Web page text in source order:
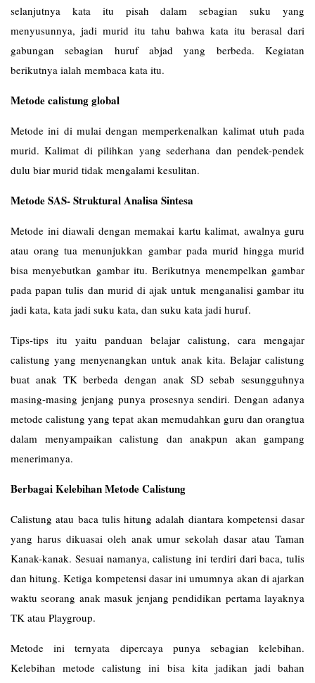
selanjutnya kata itu pisah dalam sebagian suku yang
menyusunnya, jadi murid itu tahu bahwa kata itu berasal dari
gabungan sebagian huruf abjad yang berbeda. Kegiatan
berikutnya ialah membaca kata itu.
Metode calistung global
Metode ini di mulai dengan memperkenalkan kalimat utuh pada
murid. Kalimat di pilihkan yang sederhana dan pendek-pendek
dulu biar murid tidak mengalami kesulitan.
Metode SAS- Struktural Analisa Sintesa
Metode ini diawali dengan memakai kartu kalimat, awalnya guru
atau orang tua menunjukkan gambar pada murid hingga murid
bisa menyebutkan gambar itu. Berikutnya menempelkan gambar
pada papan tulis dan murid di ajak untuk menganalisi gambar itu
jadi kata, kata jadi suku kata, dan suku kata jadi huruf.
Tips-tips itu yaitu panduan belajar calistung, cara mengajar
calistung yang menyenangkan untuk anak kita. Belajar calistung
buat anak TK berbeda dengan anak SD sebab sesungguhnya
masing-masing jenjang punya prosesnya sendiri. Dengan adanya
metode calistung yang tepat akan memudahkan guru dan orangtua
dalam menyampaikan calistung dan anakpun akan gampang
menerimanya.
Berbagai Kelebihan Metode Calistung
Calistung atau baca tulis hitung adalah diantara kompetensi dasar
yang harus dikuasai oleh anak umur sekolah dasar atau Taman
Kanak-kanak. Sesuai namanya, calistung ini terdiri dari baca, tulis
dan hitung. Ketiga kompetensi dasar ini umumnya akan di ajarkan
waktu seorang anak masuk jenjang pendidikan pertama layaknya
TK atau Playgroup.
Metode ini ternyata dipercaya punya sebagian kelebihan.
Kelebihan metode calistung ini bisa kita jadikan jadi bahan